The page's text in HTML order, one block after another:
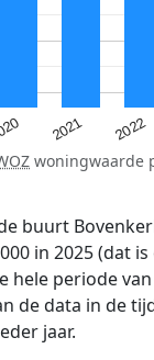
2021 2022
woningwaarde
buurt
in 2025 (dat
hele periode
de data in de
jaar.